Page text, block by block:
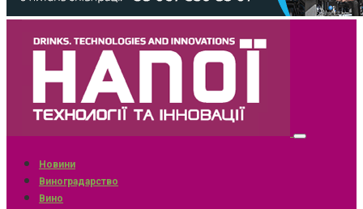
Новини
Виноградарство
Вино